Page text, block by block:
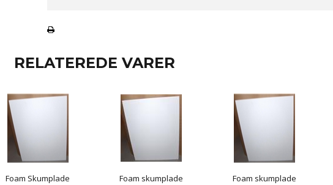
RELATEREDE VARER
Foam Skumplade
Foam skumplade
Foam skumplade